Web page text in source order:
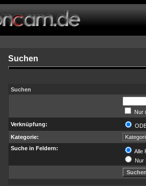
Suchen
Suchen
Nur
Verknüpfung:
Kategorie:
Suche in Feldern:
Alle
Nur